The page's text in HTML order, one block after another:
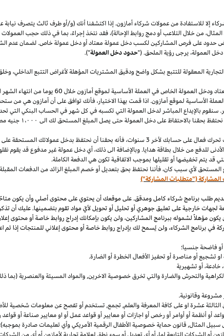
إلا للاستفادة من عمولات شركاء أمازون. إذا اكتشفنا أنك (و/أو طرف ثالث يتصرف
من خلال التلاعب أو دمج روابط الإحالة)، فقد نتخذ إجراءً، بما في ذلك حجب
حدود على فرص المشاركين لكسب دخل عمولة معتاد أو دخل عمولة خاص. لضمان عدم
دخل العمولة، يرجى رؤية الملحق. ("حدود دخل العمولة").
المعقولة للتتبع بشكل واضح ودقيق المشتريات المؤهلة لأغراض التتبع الداخلي،
سنقوم بدفع دخل العمولة المعتاد ودخل
الأساسية لموقع أمازون. اذا قمت بهذا الاختيار،فأنك توافق على أن أمازون هي من
سنقوم بالإيداع المباشر لدخل العمولة التي تكسبه في كل شهر في الحساب البنكي التي
بحقنا بالاحتفاظ على دخل العمولة حتى يصل المبلغ المستحق لك الى ١٬٠٠٠ جنيه
تحرك فعال على حسابك لأخر 3 سنوات،فأنه بحقنا أن نحتفظ بدخل عمولاتك المستحقة
للدفع من خلال بطاقة هدايا. وبالإضافة الىذلك،أي دخل عمولة غير مدفوع قد يقوم
قد يتم تخفيضها أو تقليلها بموجب الاتفاقية تكون هي الدفعة الكاملة.
المستحق لأي سبب كان،فأننا نحتفظ بحق بتعديل أو خصم المبلغ الزائد من الدفعات
المشاركة ("متطلبات المشاركة")
تقديم طلب برنامج شركاء كامل ومدقق. على موقعك أن يحتوي على محتوى أصلي وأن يكون
لجهات خارجية على تعليق جوهري أو تحليل أو تحويل لأيّ مواد تقوم بتضمينها. عليك
مؤهلاً لشموله ببرنامج المشاركين، ولن يكون بإمكانك إدراج روابط خاصة أو محتوى
في برنامج الشركاء، ولن يُسمح لك بإدراج روابط خاصة أو محتوى إعلاني للمنتجات إذا
أو فاضحة جنسيا؛
او تشجيع أو مناصرة أو تحفيز الأفعال الخطرة أو الضارة.
خادعة،أو تشهيرية
والتحرش والضارة والتي تخرق خصوصية الاخرين,والمواد المسيئة والعنصرية
مشروعة وقانونية.
عشرة او على كافة المعرفة والعلم, تجمع, تستخدم أو تفصح عن معلومات شخصية
أو أنظمة أو أوامر أو رخص أو اجازات أو معايير أو قواعد عمل أو او معايير صناعة أو
سبيل المثال, قانون حماية خصوصية الأطفال الرقمية الأمريكي وأي تعليمات صادرة